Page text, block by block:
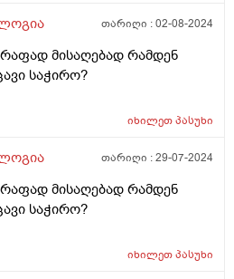
თარიღი :02-08-2024
მისაღებად რამდენ
საჭირო?
იხილეთპასუხი
თარიღი :29-07-2024
მისაღებად რამდენ
საჭირო?
იხილეთპასუხი